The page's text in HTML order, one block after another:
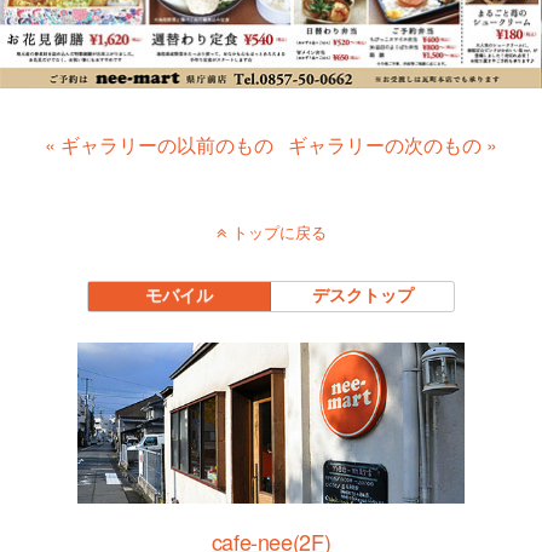
« ギャラリーの以前のもの ギャラリーの次のもの »
トップに戻る
モバイル デスクトップ
cafe-nee(2F)